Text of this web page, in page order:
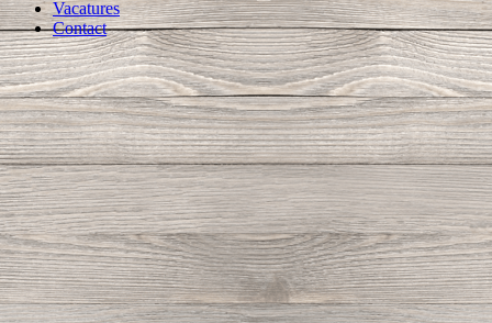
Vacatures
Contact